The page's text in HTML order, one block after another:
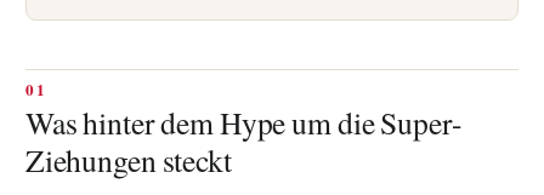
Was hinter dem Hype um die Super-
Ziehungen steckt